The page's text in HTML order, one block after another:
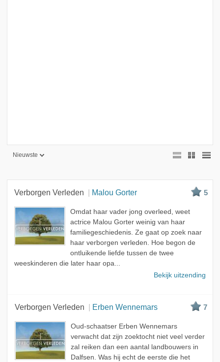
Nieuwste
Verborgen Verleden Malou Gorter 5
Omdat haar vader jong overleed, weet
actrice Malou Gorter weinig van haar
familiegeschiedenis. Ze gaat op zoek naar
haar verborgen verleden. Hoe begon de
ontluikende liefde tussen de twee
weeskinderen die later haar opa...
Bekijk uitzending
Verborgen Verleden Erben Wennemars 7
Oud-schaatser Erben Wennemars
verwacht dat zijn zoektocht niet veel verder
zal reiken dan een aantal landbouwers in
Dalfsen. Was hij echt de eerste die het